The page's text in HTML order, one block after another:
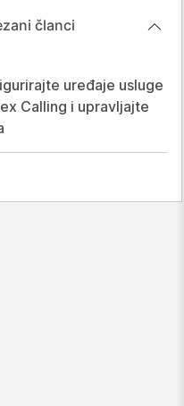
članci
uređaje usluge
Calling i upravljajte